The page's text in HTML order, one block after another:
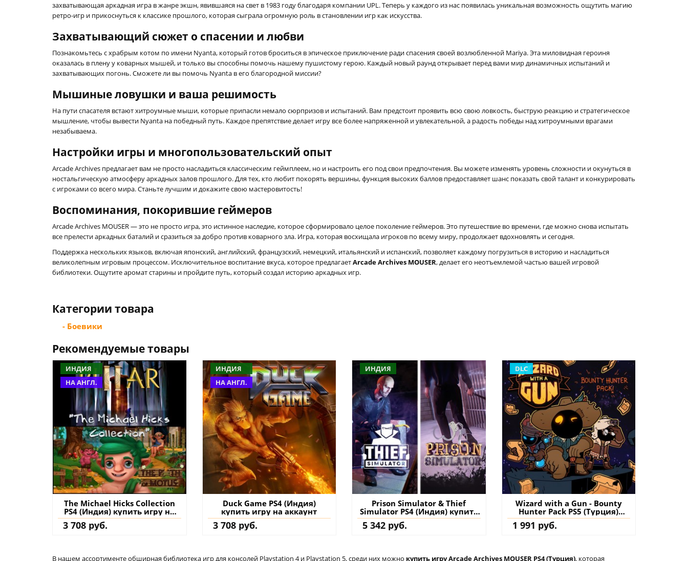
захватывающая аркадная игра в жанре экшн, явившаяся на свет в 1983 году благодаря компании UPL. Теперь у каждого из нас появилась уникальная возможность ощутить магию
ретро-игр и прикоснуться к классике прошлого, которая сыграла огромную роль в становлении игр как искусства.
Захватывающий сюжет о спасении и любви
Познакомьтесь с храбрым котом по имени Nyanta, который готов броситься в эпическое приключение ради спасения своей возлюбленной Mariya. Эта миловидная героиня
оказалась в плену у коварных мышей, и только вы способны помочь нашему пушистому герою. Каждый новый раунд открывает перед вами мир динамичных испытаний и
захватывающих погонь. Сможете ли вы помочь Nyanta в его благородной миссии?
Мышиные ловушки и ваша решимость
На пути спасателя встают хитроумные мыши, которые припасли немало сюрпризов и испытаний. Вам предстоит проявить всю свою ловкость, быструю реакцию и стратегическое
мышление, чтобы вывести Nyanta на победный путь. Каждое препятствие делает игру все более напряженной и увлекательной, а радость победы над хитроумными врагами
незабываема.
Настройки игры и многопользовательский опыт
Arcade Archives предлагает вам не просто насладиться классическим геймплеем, но и настроить его под свои предпочтения. Вы можете изменять уровень сложности и окунуться в
ностальгическую атмосферу аркадных залов прошлого. Для тех, кто любит покорять вершины, функция высоких баллов предоставляет шанс показать свой талант и конкурировать
с игроками со всего мира. Станьте лучшим и докажите свою мастеровитость!
Воспоминания, покорившие геймеров
Arcade Archives MOUSER — это не просто игра, это истинное наследие, которое сформировало целое поколение геймеров. Это путешествие во времени, где можно снова испытать
все прелести аркадных баталий и сразиться за добро против коварного зла. Игра, которая восхищала игроков по всему миру, продолжает вдохновлять и сегодня.
Поддержка нескольких языков, включая японский, английский, французский, немецкий, итальянский и испанский, позволяет каждому погрузиться в историю и насладиться
великолепным игровым процессом. Исключительное воспитание вкуса, которое предлагаетArcade Archives MOUSER, делает его неотъемлемой частью вашей игровой
библиотеки. Ощутите аромат старины и пройдите путь, который создал историю аркадных игр.
Категории товара
- Боевики
Рекомендуемые товары
ИНДИЯ
НА АНГЛ.
The Michael Hicks Collection
PS4 (Индия) купить игру на
аккаунт
3 708 руб.
ИНДИЯ
НА АНГЛ.
Duck Game PS4 (Индия)
купить игру на аккаунт
3 708 руб.
ИНДИЯ
Prison Simulator & Thief
Simulator PS4 (Индия) купить
игру на аккаунт
5 342 руб.
DLC
Wizard with a Gun - Bounty
Hunter Pack PS5 (Турция)
купить дополнение на
аккаунт
1 991 руб.
В нашем ассортименте обширная библиотека игр для консолей Playstation 4 и Playstation 5, среди них можно купить игру Arcade Archives MOUSER PS4 (Турция), которая